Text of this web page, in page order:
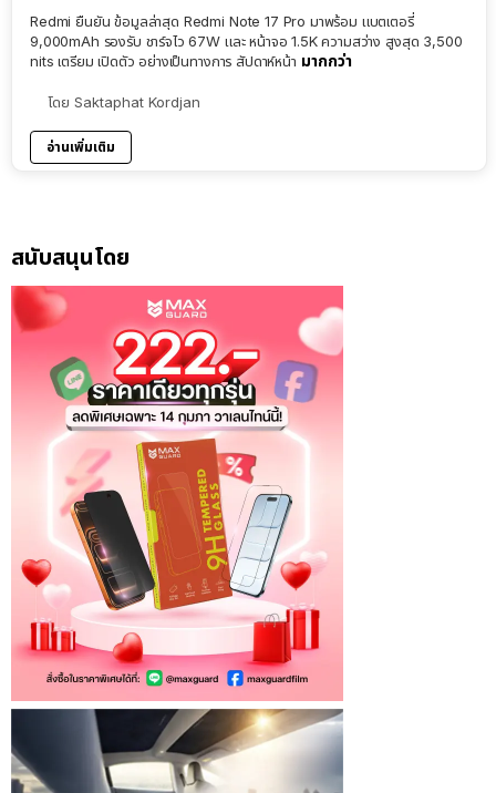
Redmi ยืนยัน ข้อมูลล่าสุด Redmi Note 17 Pro มาพร้อม แบตเตอรี่
9,000mAh รองรับ ชาร์จไว 67W และ หน้าจอ 1.5K ความสว่าง สูงสุด 3,500
nits เตรียม เปิดตัว อย่างเป็นทางการ สัปดาห์หน้า มากกว่า
โดย Saktaphat Kordjan
อ่านเพิ่มเติม
สนับสนุนโดย